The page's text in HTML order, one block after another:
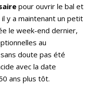
pour ouvrir le bal et
y a maintenant un petit
le week-end dernier,
au
doute pas été
avec la date
ans plus tôt.